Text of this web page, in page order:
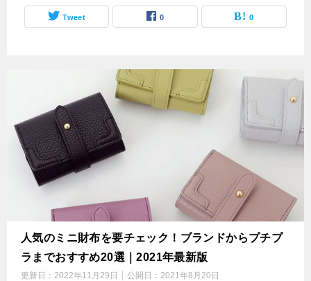
Tweet 0 0
人気のミニ財布を要チェック！ブランドからプチプ
ラまでおすすめ20選｜2021年最新版
更新日： 2022年11月29日 公開日： 2021年8月20日